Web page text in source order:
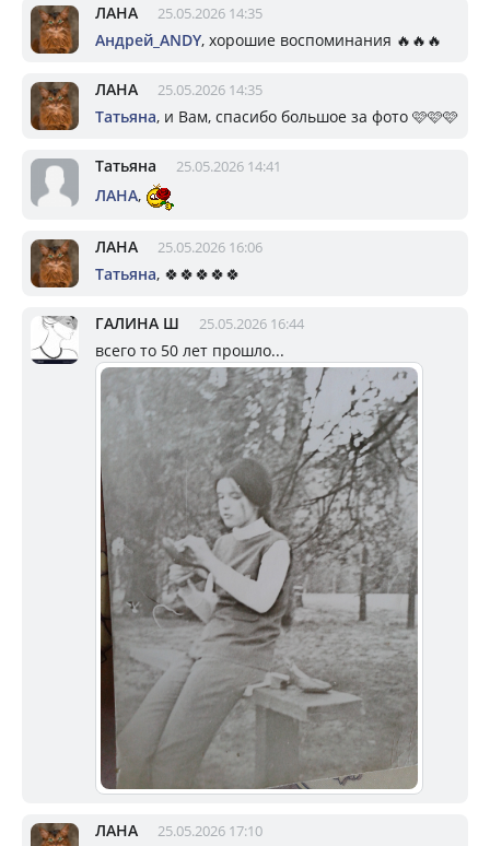
ЛАНА 25.05.2026 14:35
Андрей_ANDY, хорошие воспоминания 🔥🔥🔥
ЛАНА 25.05.2026 14:35
Татьяна, и Вам, спасибо большое за фото 🩷🩷🩷
Татьяна 25.05.2026 14:41
ЛАНА,
ЛАНА 25.05.2026 16:06
Татьяна, 🍀🍀🍀🍀🍀
ГАЛИНА Ш 25.05.2026 16:44
всего то 50 лет прошло...
ЛАНА 25.05.2026 17:10